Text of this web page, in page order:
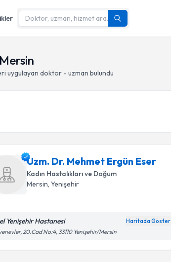
uygulayan doktor - uzman bulundu
Uzm. Dr. Mehmet Ergün Eser
Kadın Hastalıkları ve Doğum
Mersin, Yenişehir
Yenişehir Hastanesi Haritada Göster
20.Cad No:4, 33110 Yenişehir/Mersin